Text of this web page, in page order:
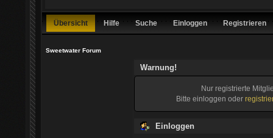
Übersicht Hilfe Suche Einloggen Registrieren
Sweetwater Forum
Warnung!
Nur registrierte
Bitte einloggen oder
Einloggen